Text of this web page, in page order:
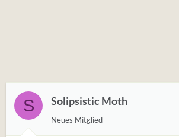
S Solipsistic Moth
Neues Mitglied